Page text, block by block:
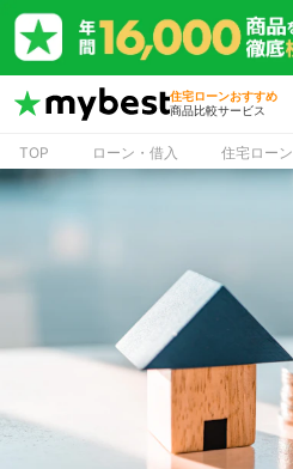
住宅ローンおすすめ
商品比較サービス
TOP ローン・借入 住宅ローン